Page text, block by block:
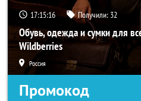
17:15:14 Получили: 32
Обувь, одежда и сумки для
Wildberries
Россия
Промокод